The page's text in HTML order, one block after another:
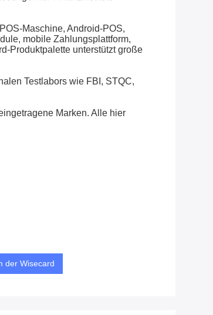
Maschine, Android-POS,
mobile Zahlungsplattform,
Produktpalette unterstützt große
Testlabors wie FBI, STQC,
Marken. Alle hier
der Wisecard